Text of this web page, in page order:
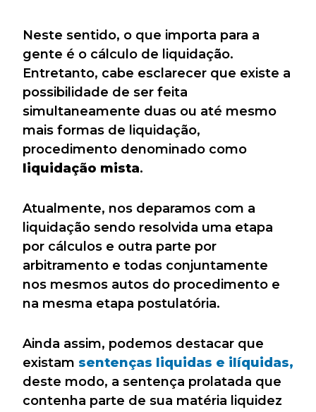
Neste sentido, o que importa para a
gente é o cálculo de liquidação.
Entretanto, cabe esclarecer que existe a
possibilidade de ser feita
simultaneamente duas ou até mesmo
mais formas de liquidação,
procedimento denominado como
liquidação mista.
Atualmente, nos deparamos com a
liquidação sendo resolvida uma etapa
por cálculos e outra parte por
arbitramento e todas conjuntamente
nos mesmos autos do procedimento e
na mesma etapa postulatória.
Ainda assim, podemos destacar que
existam sentenças liquidas e ilíquidas,
deste modo, a sentença prolatada que
contenha parte de sua matéria liquidez